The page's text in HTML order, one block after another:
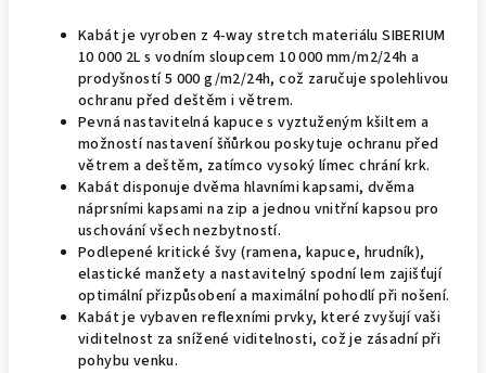
Kabát je vyroben z 4-way stretch materiálu SIBERIUM
10 000 2L s vodním sloupcem 10 000 mm/m2/24h a
prodyšností 5 000 g/m2/24h, což zaručuje spolehlivou
ochranu před deštěm i větrem.
Pevná nastavitelná kapuce s vyztuženým kšiltem a
možností nastavení šňůrkou poskytuje ochranu před
větrem a deštěm, zatímco vysoký límec chrání krk.
Kabát disponuje dvěma hlavními kapsami, dvěma
náprsními kapsami na zip a jednou vnitřní kapsou pro
uschování všech nezbytností.
Podlepené kritické švy (ramena, kapuce, hrudník),
elastické manžety a nastavitelný spodní lem zajišťují
optimální přizpůsobení a maximální pohodlí při nošení.
Kabát je vybaven reflexními prvky, které zvyšují vaši
viditelnost za snížené viditelnosti, což je zásadní při
pohybu venku.